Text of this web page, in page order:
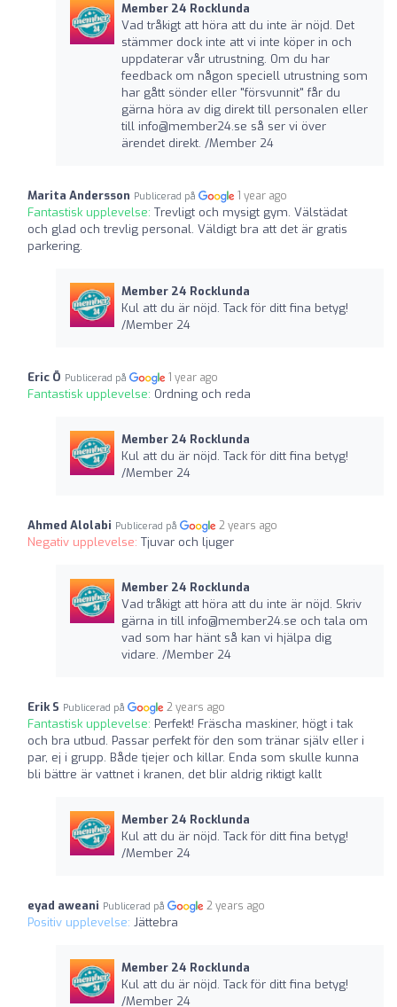
Member 24 Rocklunda
Vad tråkigt att höra att du inte är nöjd. Det
stämmer dock inte att vi inte köper in och
uppdaterar vår utrustning. Om du har
feedback om någon speciell utrustning som
har gått sönder eller "försvunnit" får du
gärna höra av dig direkt till personalen eller
till info@member24.se så ser vi över
ärendet direkt. /Member 24
Marita Andersson Publicerad på 1 year ago
Fantastisk upplevelse: Trevligt och mysigt gym. Välstädat
och glad och trevlig personal. Väldigt bra att det är gratis
parkering.
Member 24 Rocklunda
Kul att du är nöjd. Tack för ditt fina betyg!
/Member 24
Eric Ö Publicerad på 1 year ago
Fantastisk upplevelse: Ordning och reda
Member 24 Rocklunda
Kul att du är nöjd. Tack för ditt fina betyg!
/Member 24
Ahmed Alolabi Publicerad på 2 years ago
Negativ upplevelse: Tjuvar och ljuger
Member 24 Rocklunda
Vad tråkigt att höra att du inte är nöjd. Skriv
gärna in till info@member24.se och tala om
vad som har hänt så kan vi hjälpa dig
vidare. /Member 24
Erik S Publicerad på 2 years ago
Fantastisk upplevelse: Perfekt! Fräscha maskiner, högt i tak
och bra utbud. Passar perfekt för den som tränar själv eller i
par, ej i grupp. Både tjejer och killar. Enda som skulle kunna
bli bättre är vattnet i kranen, det blir aldrig riktigt kallt
Member 24 Rocklunda
Kul att du är nöjd. Tack för ditt fina betyg!
/Member 24
eyad aweani Publicerad på 2 years ago
Positiv upplevelse: Jättebra
Member 24 Rocklunda
Kul att du är nöjd. Tack för ditt fina betyg!
/Member 24